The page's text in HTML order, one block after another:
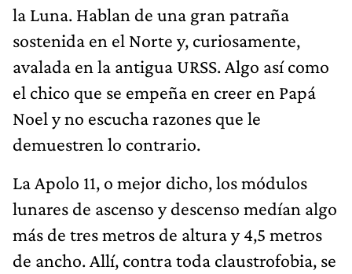
la Luna. Hablan de una gran patraña
sostenida en el Norte y, curiosamente,
avalada en la antigua URSS. Algo así como
el chico que se empeña en creer en Papá
Noel y no escucha razones que le
demuestren lo contrario.
La Apolo 11, o mejor dicho, los módulos
lunares de ascenso y descenso medían algo
más de tres metros de altura y 4,5 metros
de ancho. Allí, contra toda claustrofobia, se